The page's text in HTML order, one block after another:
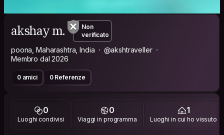
akshay m.
Non
verificato
poona, Maharashtra, India
@akshtraveller
Membro dal 2026
0 amici 0 Referenze
0
Luoghi condivisi
0
Viaggi in programma
1
Luoghi in cui ho vissuto